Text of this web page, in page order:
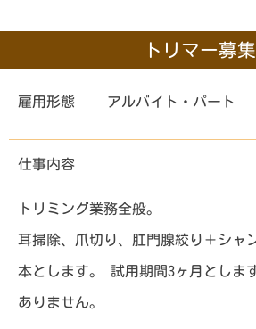
トリマー募集
雇用形態 アルバイト・パート
仕事内容
トリミング業務全般。
耳掃除、爪切り、肛門腺絞り＋シャ
本とします。 試用期間3ヶ月としま
ありません。